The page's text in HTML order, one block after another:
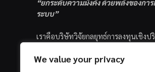
We value your privacy
“ยกระดับความมั่งคั่ง ด้วยพลังของกา
ระบบ”
เราคือบริษัทวิจัยกลยุทธ์การลงทุนเชิง
ส่วนบุคคล ซึ่งมีเป้าหมายที่จะช่วยเหลือ